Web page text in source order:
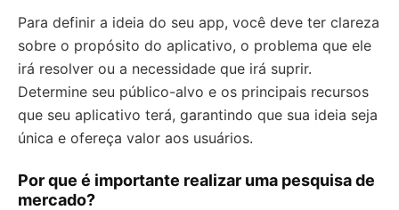
Para definir a ideia do seu app, você deve ter clareza
sobre o propósito do aplicativo, o problema que ele
irá resolver ou a necessidade que irá suprir.
Determine seu público-alvo e os principais recursos
que seu aplicativo terá, garantindo que sua ideia seja
única e ofereça valor aos usuários.
Por que é importante realizar uma pesquisa de
mercado?